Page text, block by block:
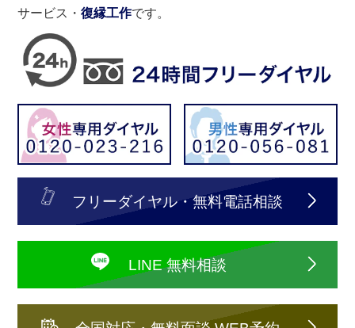
サービス・復縁工作です。
フリーダイヤル・無料電話相談
LINE 無料相談